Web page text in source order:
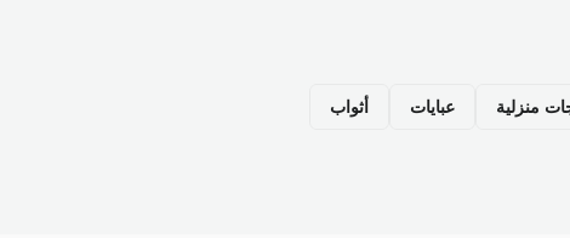
منزلية عبايات أثواب